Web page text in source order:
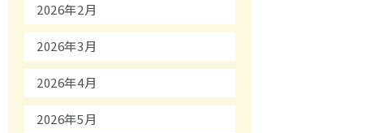
2026年2月
2026年3月
2026年4月
2026年5月